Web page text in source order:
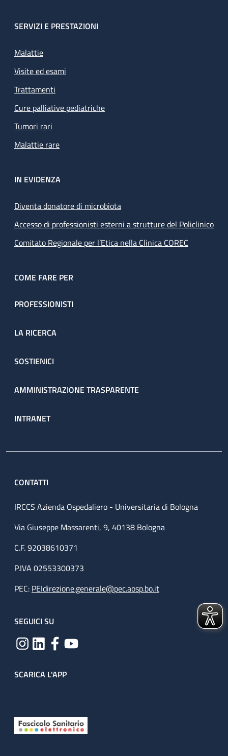
SERVIZI E PRESTAZIONI
Malattie
Visite ed esami
Trattamenti
Cure palliative pediatriche
Tumori rari
Malattie rare
IN EVIDENZA
Diventa donatore di microbiota
Accesso di professionisti esterni a strutture del Policlinico
Comitato Regionale per l’Etica nella Clinica COREC
COME FARE PER
PROFESSIONISTI
LA RICERCA
SOSTIENICI
AMMINISTRAZIONE TRASPARENTE
INTRANET
CONTATTI
IRCCS Azienda Ospedaliero - Universitaria di Bologna
Via Giuseppe Massarenti, 9, 40138 Bologna
C.F. 92038610371
P.IVA 02553300373
PEC: PEIdirezione.generale@pec.aosp.bo.it
SEGUICI SU
SCARICA L'APP